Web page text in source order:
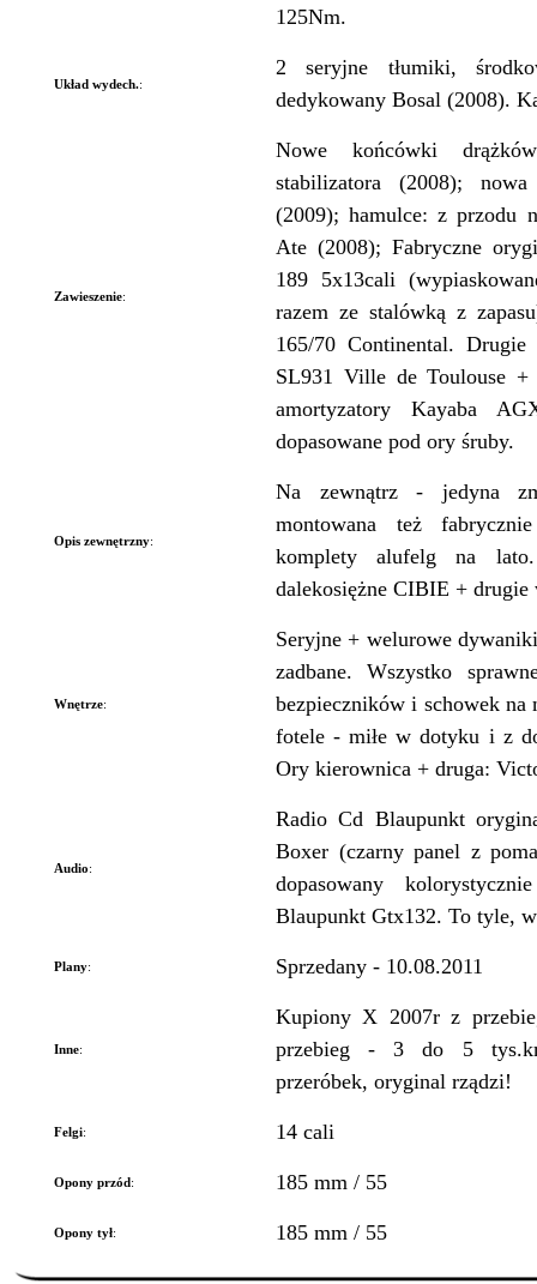
125Nm.
Układ wydech.:
2 seryjne tłumiki,
dedykowany Bosal (2008).
Zawieszenie:
Nowe końcówki
stabilizatora (2008);
(2009); hamulce: z przodu
Ate (2008); Fabryczne
189 5x13cali
razem ze stalówką z
165/70 Continental.
SL931 Ville de Toulouse
amortyzatory Kayaba
dopasowane pod ory śruby.
Opis zewnętrzny:
Na zewnątrz - jedyna
montowana też
komplety alufelg na lato.
dalekosiężne CIBIE + drugie
Wnętrze:
Seryjne + welurowe
zadbane. Wszystko
bezpieczników i schowek na
fotele - miłe w dotyku i z
Ory kierownica + druga:
Audio:
Radio Cd Blaupunkt
Boxer (czarny panel z
dopasowany
Blaupunkt Gtx132. To tyle,
Plany: Sprzedany - 10.08.2011
Inne:
Kupiony X 2007r z
przebieg - 3 do 5
przeróbek, oryginal rządzi!
Felgi: 14 cali
Opony przód: 185 mm / 55
Opony tył: 185 mm / 55